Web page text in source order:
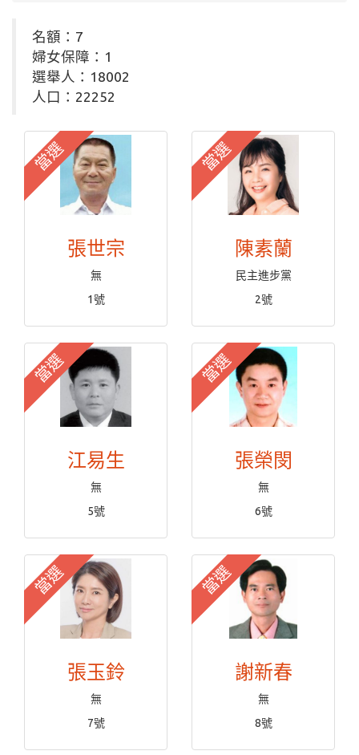
名額：7
婦女保障：1
選舉人：18002
人口：22252
當選
張世宗
無
1號
當選
陳素蘭
民主進步黨
2號
當選
江易生
無
5號
當選
張榮閔
無
6號
當選
張玉鈴
無
7號
當選
謝新春
無
8號